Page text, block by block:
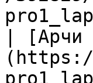
| [Арчи